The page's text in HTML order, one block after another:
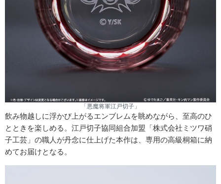
「悪魔将軍江戸切子」
飲み物越しに浮かび上がるエンブレムを眺めながら、至高のひ
とときを楽しめる。江戸切子協同組合加盟「株式会社ミツワ硝
子工芸」の職人が丹念に仕上げた本作は、専用の高級桐箱に納
めてお届けとなる。